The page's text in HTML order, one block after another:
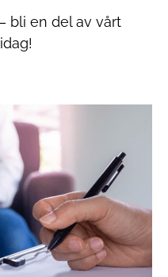
bli en del av vårt